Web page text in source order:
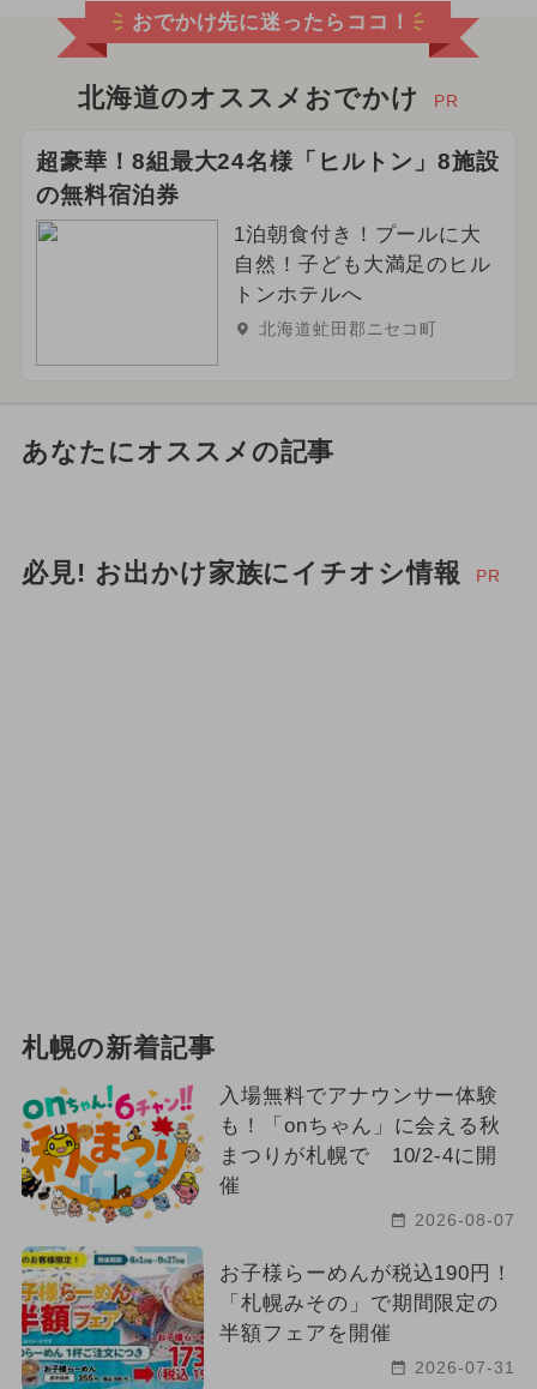
おでかけ先に迷ったらココ！
北海道のオススメおでかけ PR
超豪華！8組最大24名様「ヒルトン」8施設
の無料宿泊券
1泊朝食付き！プールに大
自然！子ども大満足のヒル
トンホテルへ
北海道虻田郡ニセコ町
あなたにオススメの記事
必見! お出かけ家族にイチオシ情報 PR
札幌の新着記事
入場無料でアナウンサー体験
も！「onちゃん」に会える秋
まつりが札幌で 10/2-4に開
催
2026-08-07
お子様らーめんが税込190円！
「札幌みその」で期間限定の
半額フェアを開催
2026-07-31